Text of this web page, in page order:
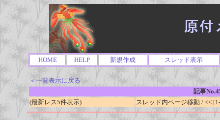
HOME HELP 新規作成 スレッド表示
＜一覧表示に戻る
記事
(最新レス5件表示)
スレッド内ページ移動 / <<